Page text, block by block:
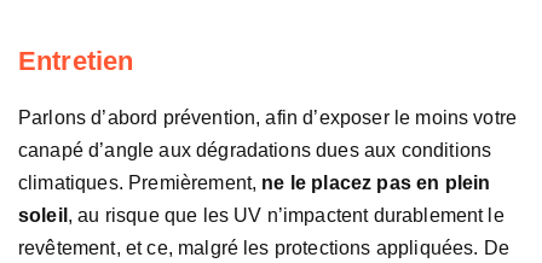
Entretien
Parlons d’abord prévention, afin d’exposer le moins votre
canapé d’angle aux dégradations dues aux conditions
climatiques. Premièrement, ne le placez pas en plein
soleil , au risque que les UV n’impactent durablement le
revêtement, et ce, malgré les protections appliquées. De